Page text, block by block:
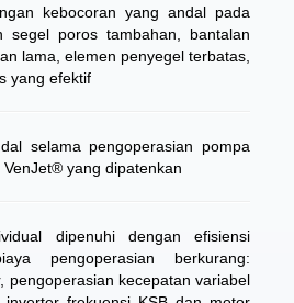
kebocoran yang andal pada
segel poros tambahan, bantalan
lama, elemen penyegel terbatas,
yang efektif
selama pengoperasian pompa
yang dipatenkan
dipenuhi dengan efisiensi
pengoperasian berkurang:
pengoperasian kecepatan variabel